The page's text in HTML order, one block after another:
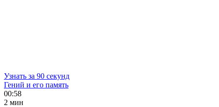
Узнать за 90 секунд
Гений и его память
00:58
2 мин